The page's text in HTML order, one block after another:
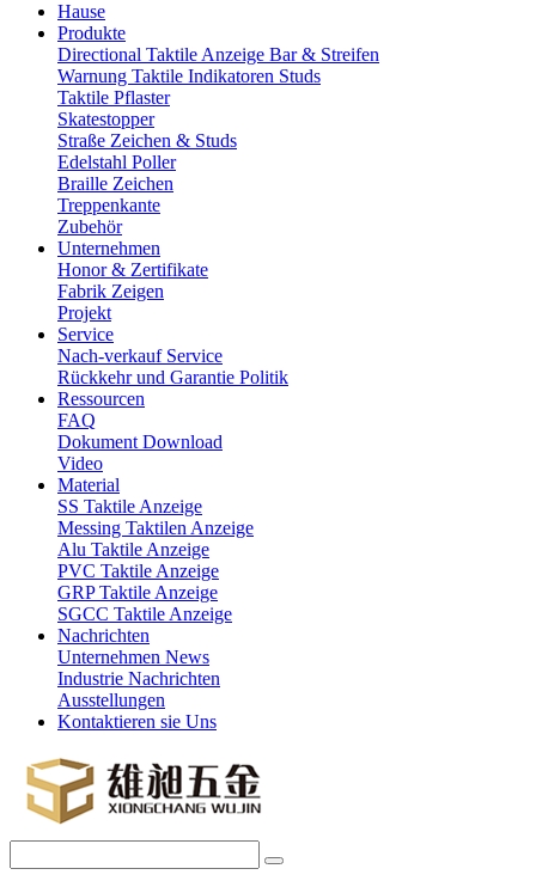
Hause
Produkte
Directional Taktile Anzeige Bar & Streifen
Warnung Taktile Indikatoren Studs
Taktile Pflaster
Skatestopper
Straße Zeichen & Studs
Edelstahl Poller
Braille Zeichen
Treppenkante
Zubehör
Unternehmen
Honor & Zertifikate
Fabrik Zeigen
Projekt
Service
Nach-verkauf Service
Rückkehr und Garantie Politik
Ressourcen
FAQ
Dokument Download
Video
Material
SS Taktile Anzeige
Messing Taktilen Anzeige
Alu Taktile Anzeige
PVC Taktile Anzeige
GRP Taktile Anzeige
SGCC Taktile Anzeige
Nachrichten
Unternehmen News
Industrie Nachrichten
Ausstellungen
Kontaktieren sie Uns